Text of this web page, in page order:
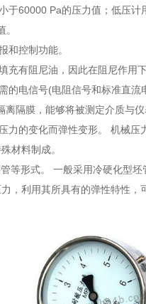
于60000 Pa的压力值；低压
和控制功能。
充有阻尼油，因此在阻尼作用
电信号(电阻信号和标准直流
隔膜，能够将被测定介质与
力的变化而弹性变形。 机械
材料制成。
等形式。 一般采用冷硬化型
，利用其所具有的弹性特性